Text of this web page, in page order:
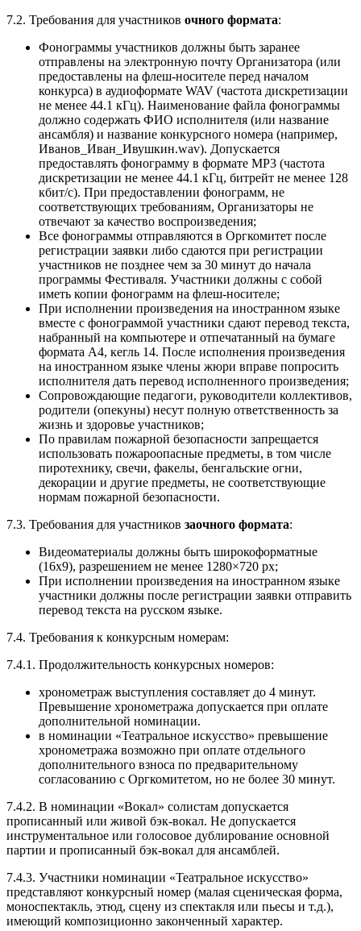
7.2. Требования для участников очного формата:
Фонограммы участников должны быть заранее
отправлены на электронную почту Организатора (или
предоставлены на флеш-носителе перед началом
конкурса) в аудиоформате WAV (частота дискретизации
не менее 44.1 кГц). Наименование файла фонограммы
должно содержать ФИО исполнителя (или название
ансамбля) и название конкурсного номера (например,
Иванов_Иван_Ивушкин.wav). Допускается
предоставлять фонограмму в формате МР3 (частота
дискретизации не менее 44.1 кГц, битрейт не менее 128
кбит/с). При предоставлении фонограмм, не
соответствующих требованиям, Организаторы не
отвечают за качество воспроизведения;
Все фонограммы отправляются в Оргкомитет после
регистрации заявки либо сдаются при регистрации
участников не позднее чем за 30 минут до начала
программы Фестиваля. Участники должны с собой
иметь копии фонограмм на флеш-носителе;
При исполнении произведения на иностранном языке
вместе с фонограммой участники сдают перевод текста,
набранный на компьютере и отпечатанный на бумаге
формата А4, кегль 14. После исполнения произведения
на иностранном языке члены жюри вправе попросить
исполнителя дать перевод исполненного произведения;
Сопровождающие педагоги, руководители коллективов,
родители (опекуны) несут полную ответственность за
жизнь и здоровье участников;
По правилам пожарной безопасности запрещается
использовать пожароопасные предметы, в том числе
пиротехнику, свечи, факелы, бенгальские огни,
декорации и другие предметы, не соответствующие
нормам пожарной безопасности.
7.3. Требования для участников заочного формата:
Видеоматериалы должны быть широкоформатные
(16х9), разрешением не менее 1280×720 px;
При исполнении произведения на иностранном языке
участники должны после регистрации заявки отправить
перевод текста на русском языке.
7.4. Требования к конкурсным номерам:
7.4.1. Продолжительность конкурсных номеров:
хронометраж выступления составляет до 4 минут.
Превышение хронометража допускается при оплате
дополнительной номинации.
в номинации «Театральное искусство» превышение
хронометража возможно при оплате отдельного
дополнительного взноса по предварительному
согласованию с Оргкомитетом, но не более 30 минут.
7.4.2. В номинации «Вокал» солистам допускается
прописанный или живой бэк-вокал. Не допускается
инструментальное или голосовое дублирование основной
партии и прописанный бэк-вокал для ансамблей.
7.4.3. Участники номинации «Театральное искусство»
представляют конкурсный номер (малая сценическая форма,
моноспектакль, этюд, сцену из спектакля или пьесы и т.д.),
имеющий композиционно законченный характер.